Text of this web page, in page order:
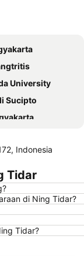
University
Sucipto
Indonesia
Tidar
di Ning Tidar?
Tidar?